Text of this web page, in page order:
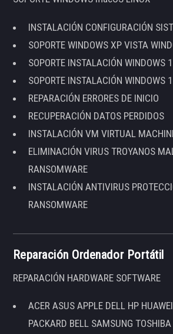
INSTALACIÓN CONFIGURACIÓN
SOPORTE WINDOWS XP VISTA
SOPORTE INSTALACIÓN WINDOWS
SOPORTE INSTALACIÓN WINDOWS
REPARACIÓN ERRORES DE INICIO
RECUPERACIÓN DATOS PERDIDOS
INSTALACIÓN VM VIRTUAL
ELIMINACIÓN VIRUS TROYANOS
RANSOMWARE
INSTALACIÓN ANTIVIRUS
RANSOMWARE
Reparación Ordenador Portátil
REPARACIÓN HARDWARE SOFTWARE
ACER ASUS APPLE DELL HP
PACKARD BELL SAMSUNG TOSHIBA